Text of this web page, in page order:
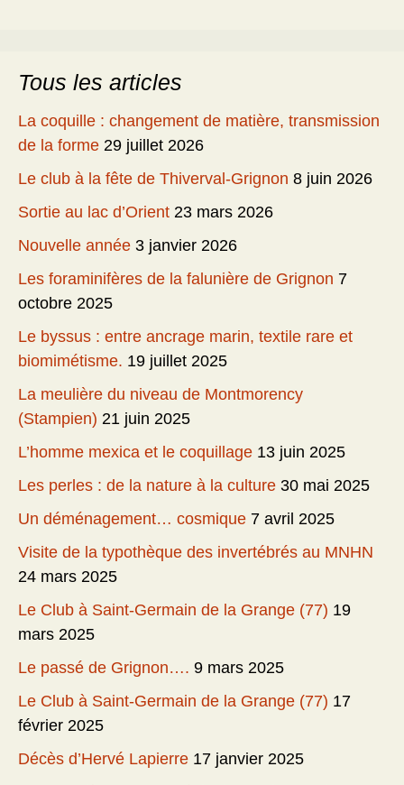
Tous les articles
La coquille : changement de matière, transmission
de la forme 29 juillet 2026
Le club à la fête de Thiverval-Grignon 8 juin 2026
Sortie au lac d’Orient 23 mars 2026
Nouvelle année 3 janvier 2026
Les foraminifères de la falunière de Grignon 7
octobre 2025
Le byssus : entre ancrage marin, textile rare et
biomimétisme. 19 juillet 2025
La meulière du niveau de Montmorency
(Stampien) 21 juin 2025
L’homme mexica et le coquillage 13 juin 2025
Les perles : de la nature à la culture 30 mai 2025
Un déménagement… cosmique 7 avril 2025
Visite de la typothèque des invertébrés au MNHN
24 mars 2025
Le Club à Saint-Germain de la Grange (77) 19
mars 2025
Le passé de Grignon…. 9 mars 2025
Le Club à Saint-Germain de la Grange (77) 17
février 2025
Décès d’Hervé Lapierre 17 janvier 2025